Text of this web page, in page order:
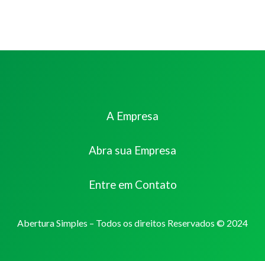
A Empresa
Abra sua Empresa
Entre em Contato
Abertura Simples – Todos os direitos Reservados © 2024